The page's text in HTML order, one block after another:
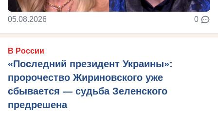
05.08.2026 0
В России
«Последний президент Украины»:
пророчество Жириновского уже
сбывается — судьба Зеленского
предрешена